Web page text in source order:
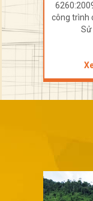
cho các
đặc biệt: